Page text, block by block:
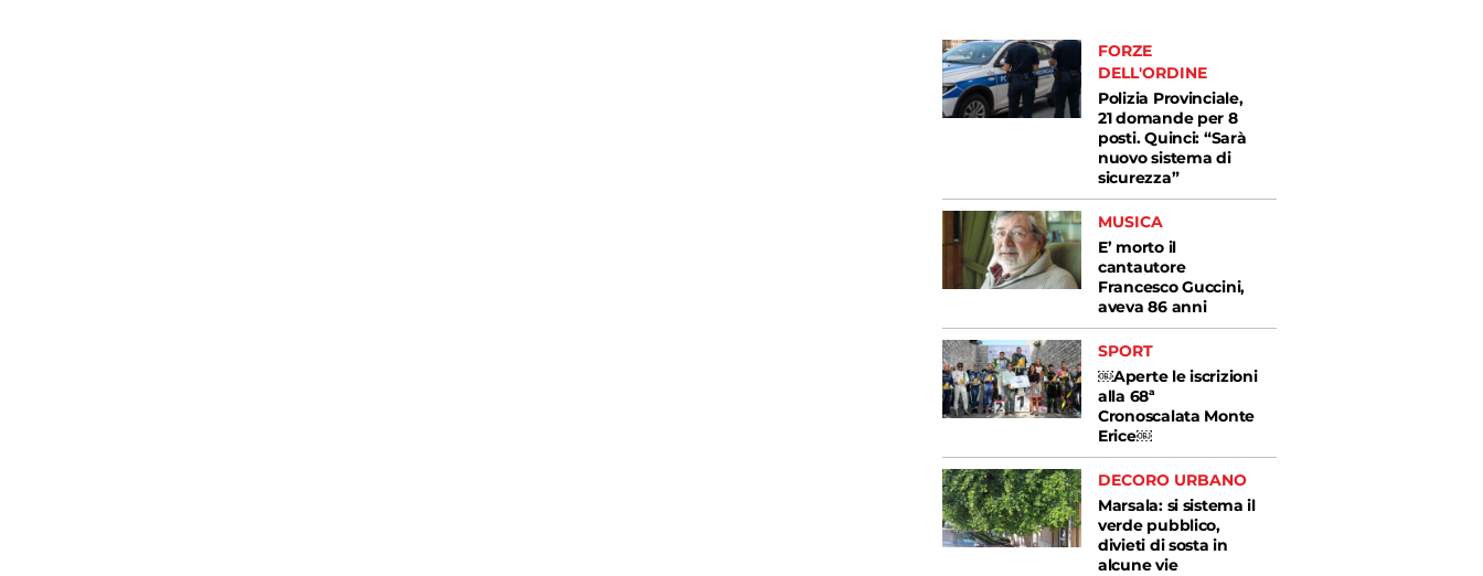
FORZE
DELL'ORDINE
Polizia Provinciale,
21 domande per 8
posti. Quinci: “Sarà
nuovo sistema di
sicurezza”
MUSICA
E’ morto il
cantautore
Francesco Guccini,
aveva 86 anni
SPORT
￼Aperte le iscrizioni
alla 68ª
Cronoscalata Monte
Erice￼
DECORO URBANO
Marsala: si sistema il
verde pubblico,
divieti di sosta in
alcune vie